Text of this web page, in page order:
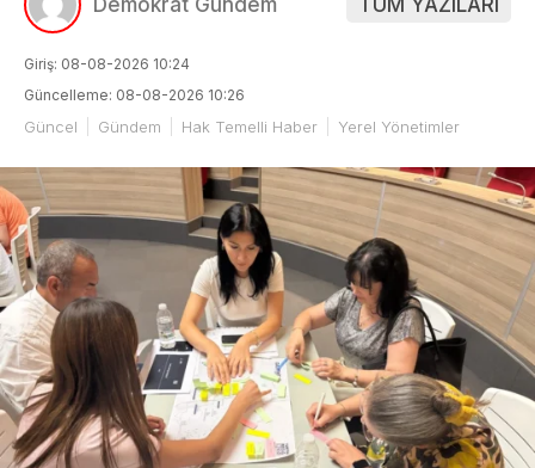
Demokrat Gündem TÜM YAZILARI
Giriş: 08-08-2026 10:24
Güncelleme: 08-08-2026 10:26
Güncel Gündem Hak Temelli Haber Yerel Yönetimler